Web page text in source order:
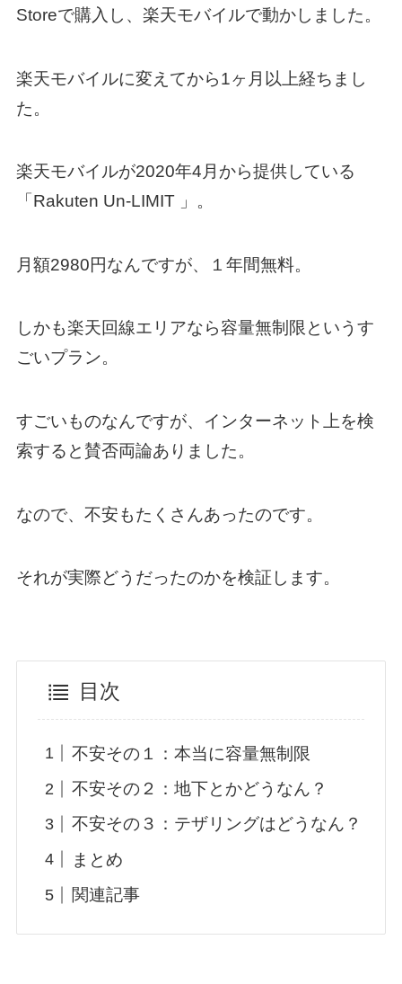
Storeで購入し、楽天モバイルで動かしました。
楽天モバイルに変えてから1ヶ月以上経ちまし
た。
楽天モバイルが2020年4月から提供している
「Rakuten Un-LIMIT 」。
月額2980円なんですが、１年間無料。
しかも楽天回線エリアなら容量無制限というす
ごいプラン。
すごいものなんですが、インターネット上を検
索すると賛否両論ありました。
なので、不安もたくさんあったのです。
それが実際どうだったのかを検証します。
目次
不安その１：本当に容量無制限
不安その２：地下とかどうなん？
不安その３：テザリングはどうなん？
まとめ
関連記事